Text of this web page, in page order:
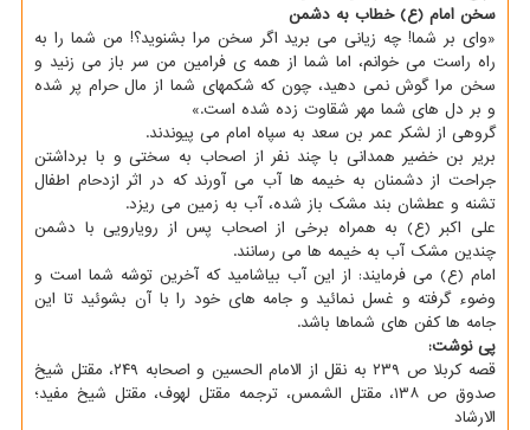
سخن امام (ع) خطاب به دشمن
«وای بر شما! چه زیانی می برید اگر سخن مرا بشنوید؟! من شما را به
راه راست می خوانم، اما شما از همه ی فرامین من سر باز می زنید و
سخن مرا گوش نمی دهید، چون که شکمهای شما از مال حرام پر شده
و بر دل های شما مهر شقاوت زده شده است.»
گروهی از لشکر عمر بن سعد به سپاه امام می پیوندند.
بریر بن خضیر همدانی با چند نفر از اصحاب به سختی و با برداشتن
جراحت از دشمنان به خیمه ها آب می آورند که در اثر ازدحام اطفال
تشنه و عطشان بند مشک باز شده، آب به زمین می ریزد.
علی اکبر (ع) به همراه برخی از اصحاب پس از رویارویی با دشمن
چندین مشک آب به خیمه ها می رسانند.
امام (ع) می فرمایند: از این آب بیاشامید که آخرین توشه شما است و
وضوء گرفته و غسل نمائید و جامه های خود را با آن بشوئید تا این
جامه ها کفن های شماها باشد.
پی نوشت:
قصه کربلا ص ۲۳۹ به نقل از الامام الحسین و اصحابه ۲۴۹، مقتل شیخ
صدوق ص ۱۳۸، مقتل الشمس، ترجمه مقتل لهوف، مقتل شیخ مفید؛
الارشاد